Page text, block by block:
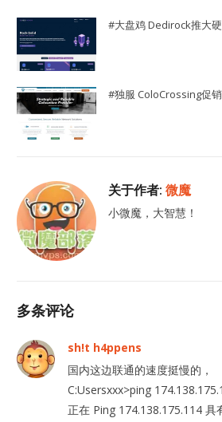
#大盘鸡 Dedirock推大
#独服 ColoCrossing促
关于作者:微魔
小微魔，大智慧！
多条评论
sh!t h4ppens
国内这边联通的速度挺慢的，
C:Usersxxx>ping
正在 Ping 174.138.175.114 具